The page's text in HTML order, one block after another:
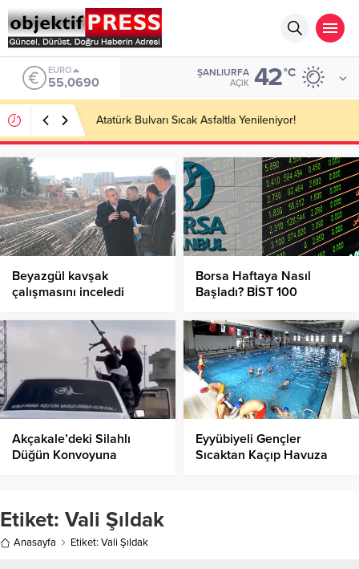
ALTIN
6.525,39
ŞANLIURFA
AÇIK 42°C
Atatürk Bulvarı Sıcak Asfaltla Yenileniyor!
Beyazgül kavşak
çalışmasını inceledi
Borsa Haftaya Nasıl
Başladı? BİST 100
Nedir?
Akçakale’deki Silahlı
Düğün Konvoyuna
Eyyübiyeli Gençler
Sıcaktan Kaçıp Havuza
Etiket: Vali Şıldak
Anasayfa Etiket: Vali Şıldak